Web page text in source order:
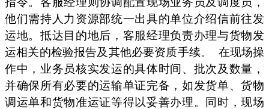
他们需持人力资源部统一出具的单位介绍信前往发
运地。抵达目的地后，客服经理负责办理与货物发
运相关的检验报告及其他必要资质手续。
在现场操
作中，业务员核实发运的具体时间、批次及数量，
并确保所有必要的运输单证完备，如发货单、货物
调运单和货物准运证等得以妥善办理。同时，现场